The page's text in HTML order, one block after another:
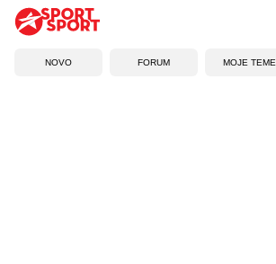
NOVO FORUM MOJE TEME